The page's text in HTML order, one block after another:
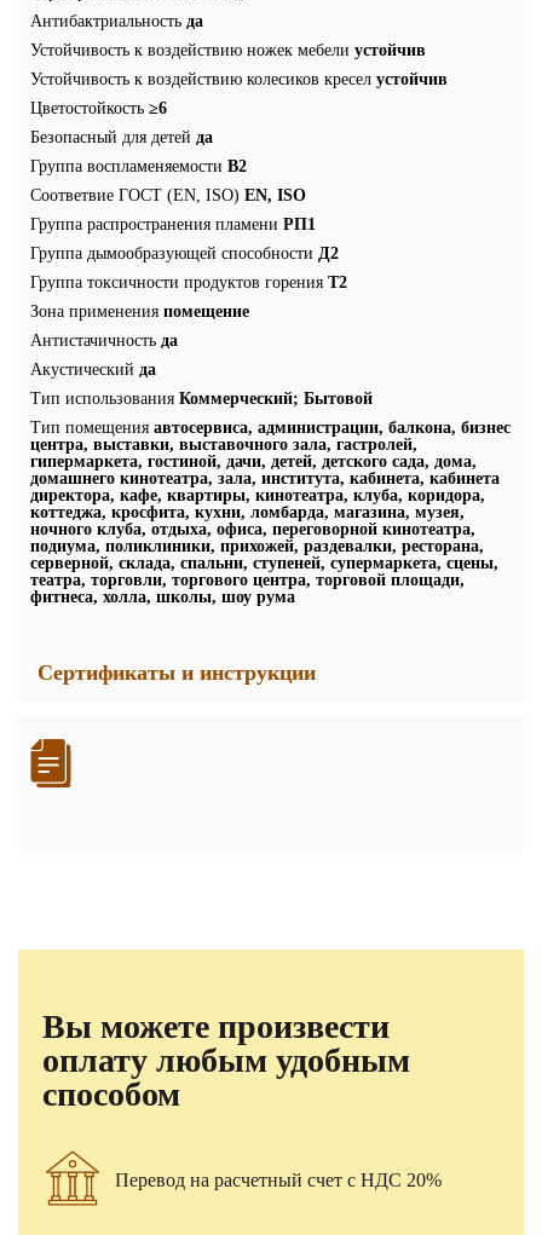
Антибактриальность да
Устойчивость к воздействию ножек мебели устойчив
Устойчивость к воздействию колесиков кресел устойчив
Цветостойкость ≥6
Безопасный для детей да
Группа воспламеняемости В2
Соответвие ГОСТ (EN, ISO) EN, ISO
Группа распространения пламени РП1
Группа дымообразующей способности Д2
Группа токсичности продуктов горения Т2
Зона применения помещение
Антистачичность да
Акустический да
Тип использования Коммерческий; Бытовой
Тип помещения автосервиса, администрации, балкона, бизнес
центра, выставки, выставочного зала, гастролей,
гипермаркета, гостиной, дачи, детей, детского сада, дома,
домашнего кинотеатра, зала, института, кабинета, кабинета
директора, кафе, квартиры, кинотеатра, клуба, коридора,
коттеджа, кросфита, кухни, ломбарда, магазина, музея,
ночного клуба, отдыха, офиса, переговорной кинотеатра,
подиума, поликлиники, прихожей, раздевалки, ресторана,
серверной, склада, спальни, ступеней, супермаркета, сцены,
театра, торговли, торгового центра, торговой площади,
фитнеса, холла, школы, шоу рума
Сертификаты и инструкции
Вы можете произвести
оплату любым удобным
способом
Перевод на расчетный счет с НДС 20%